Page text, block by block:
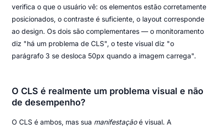
verifica o que o usuário vê: os elementos estão corretamente
posicionados, o contraste é suficiente, o layout corresponde
ao design. Os dois são complementares — o monitoramento
diz "há um problema de CLS", o teste visual diz "o
parágrafo 3 se desloca 50px quando a imagem carrega".
O CLS é realmente um problema visual e não
de desempenho?
O CLS é ambos, mas sua manifestaçãoé visual. A